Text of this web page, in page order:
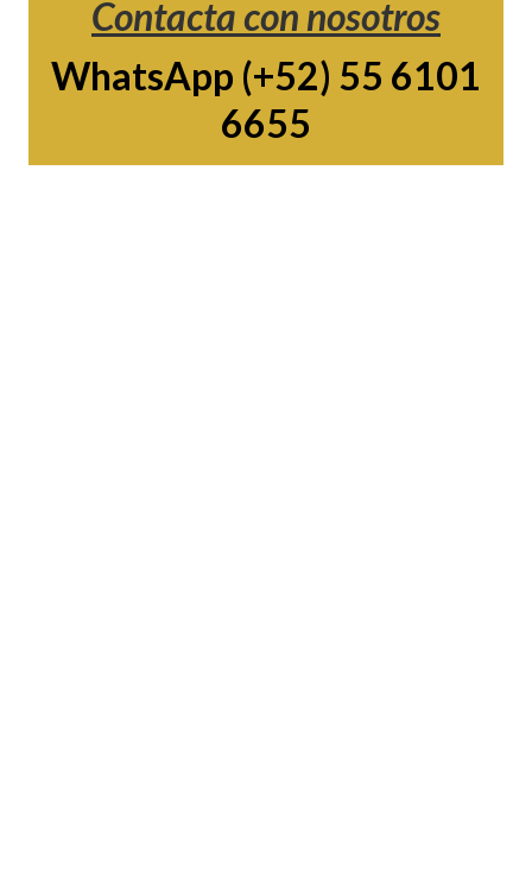
Contacta con nosotros
WhatsApp (+52) 55 6101
6655